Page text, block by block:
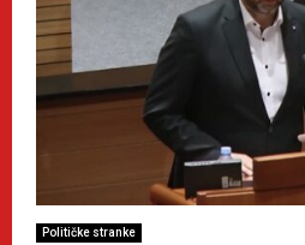
Političke stranke